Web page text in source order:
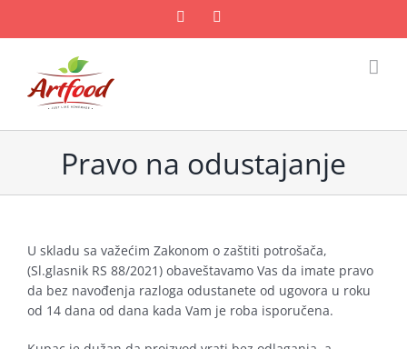
Facebook
Pravo na odustajanje
U skladu sa važećim Zakonom o zaštiti potrošača,
(Sl.glasnik RS 88/2021) obaveštavamo Vas da imate pravo
da bez navođenja razloga odustanete od ugovora u roku
od 14 dana od dana kada Vam je roba isporučena.